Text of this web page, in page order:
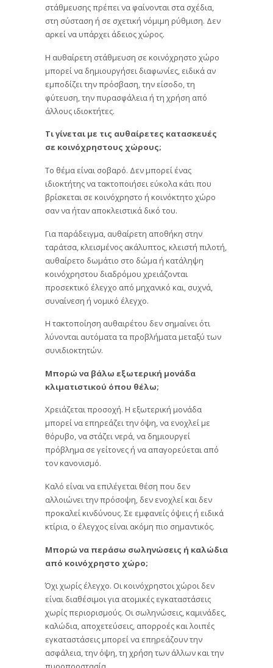
στάθμευσης πρέπει να φαίνονται στα σχέδια,
στη σύσταση ή σε σχετική νόμιμη ρύθμιση. Δεν
αρκεί να υπάρχει άδειος χώρος.
Η αυθαίρετη στάθμευση σε κοινόχρηστο χώρο
μπορεί να δημιουργήσει διαφωνίες, ειδικά αν
εμποδίζει την πρόσβαση, την είσοδο, τη
φύτευση, την πυρασφάλεια ή τη χρήση από
άλλους ιδιοκτήτες.
Τι γίνεται με τις αυθαίρετες κατασκευές
σε κοινόχρηστους χώρους;
Το θέμα είναι σοβαρό. Δεν μπορεί ένας
ιδιοκτήτης να τακτοποιήσει εύκολα κάτι που
βρίσκεται σε κοινόχρηστο ή κοινόκτητο χώρο
σαν να ήταν αποκλειστικά δικό του.
Για παράδειγμα, αυθαίρετη αποθήκη στην
ταράτσα, κλεισμένος ακάλυπτος, κλειστή πιλοτή,
αυθαίρετο δωμάτιο στο δώμα ή κατάληψη
κοινόχρηστου διαδρόμου χρειάζονται
προσεκτικό έλεγχο από μηχανικό και, συχνά,
συναίνεση ή νομικό έλεγχο.
Η τακτοποίηση αυθαιρέτου δεν σημαίνει ότι
λύνονται αυτόματα τα προβλήματα μεταξύ των
συνιδιοκτητών.
Μπορώ να βάλω εξωτερική μονάδα
κλιματιστικού όπου θέλω;
Χρειάζεται προσοχή. Η εξωτερική μονάδα
μπορεί να επηρεάζει την όψη, να ενοχλεί με
θόρυβο, να στάζει νερά, να δημιουργεί
πρόβλημα σε γείτονες ή να απαγορεύεται από
τον κανονισμό.
Καλό είναι να επιλέγεται θέση που δεν
αλλοιώνει την πρόσοψη, δεν ενοχλεί και δεν
προκαλεί κινδύνους. Σε εμφανείς όψεις ή ειδικά
κτίρια, ο έλεγχος είναι ακόμη πιο σημαντικός.
Μπορώ να περάσω σωληνώσεις ή καλώδια
από κοινόχρηστο χώρο;
Όχι χωρίς έλεγχο. Οι κοινόχρηστοι χώροι δεν
είναι διαθέσιμοι για ατομικές εγκαταστάσεις
χωρίς περιορισμούς. Οι σωληνώσεις, καμινάδες,
καλώδια, αποχετεύσεις, απορροές και λοιπές
εγκαταστάσεις μπορεί να επηρεάζουν την
ασφάλεια, την όψη, τη χρήση των άλλων και την
πυροπροστασία.